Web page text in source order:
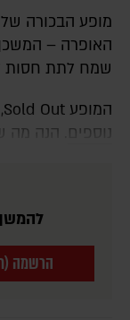
מופע הבכורה של
האופרה –
שמח לתת חסות
המופע Sold Out, ועקב הביקוש ההפקה
נוספים . הנה מה
הרשמה